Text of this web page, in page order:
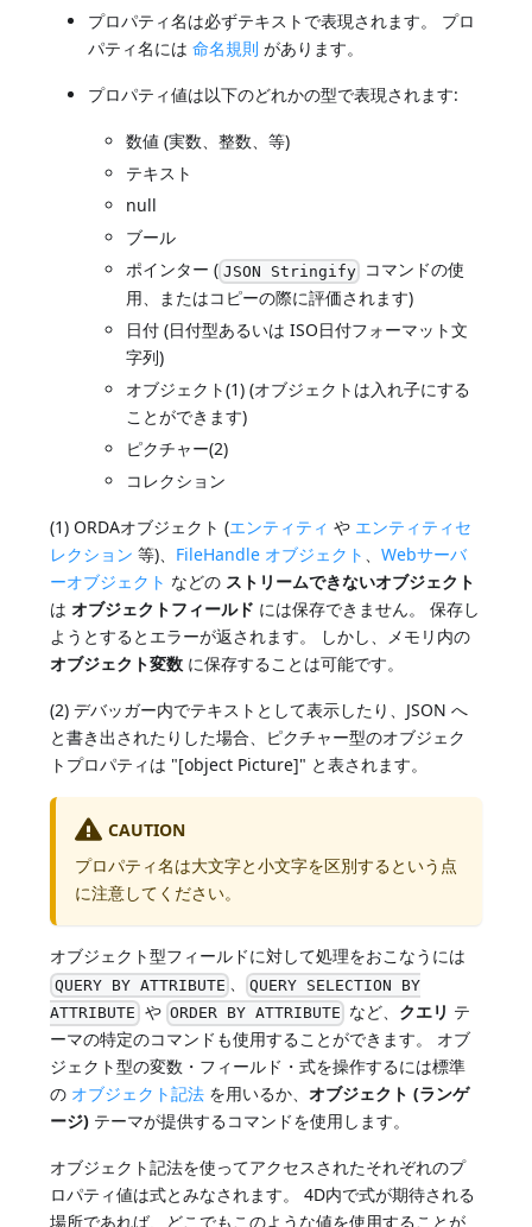
プロパティ名は必ずテキストで表現されます。 プロ
パティ名には命名規則 があります。
プロパティ値は以下のどれかの型で表現されます:
数値 (実数、整数、等)
テキスト
null
ブール
ポインター ( JSON Stringify コマンドの使
用、またはコピーの際に評価されます)
日付 (日付型あるいは ISO日付フォーマット文
字列)
オブジェクト(1) (オブジェクトは入れ子にする
ことができます)
ピクチャー(2)
コレクション
(1) ORDAオブジェクト (エンティティ や エンティティセ
レクション 等)、 FileHandle オブジェクト 、Webサーバ
ーオブジェクト などの ストリームできないオブジェクト
はオブジェクトフィールド には保存できません。 保存し
ようとするとエラーが返されます。 しかし、メモリ内の
オブジェクト変数 に保存することは可能です。
(2) デバッガー内でテキストとして表示したり、JSON へ
と書き出されたりした場合、ピクチャー型のオブジェク
トプロパティは "[object Picture]" と表されます。
CAUTION
プロパティ名は大文字と小文字を区別するという点
に注意してください。
オブジェクト型フィールドに対して処理をおこなうには
QUERY BY ATTRIBUTE 、
QUERY SELECTION BY
ATTRIBUTE や ORDER BY ATTRIBUTE など、 クエリ テ
ーマの特定のコマンドも使用することができます。 オブ
ジェクト型の変数・フィールド・式を操作するには標準
の オブジェクト記法 を用いるか、オブジェクト (ランゲ
ージ) テーマが提供するコマンドを使用します。
オブジェクト記法を使ってアクセスされたそれぞれのプ
ロパティ値は式とみなされます。 4D内で式が期待される
場所であれば、どこでもこのような値を使用することが